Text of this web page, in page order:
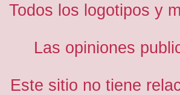
Todos los logotipos y
Las opiniones
Este sitio no tiene